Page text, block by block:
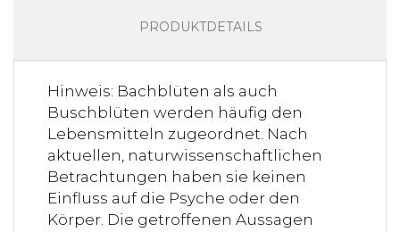
PRODUKTDETAILS
Hinweis: Bachblüten als auch
Buschblüten werden häufig den
Lebensmitteln zugeordnet. Nach
aktuellen, naturwissenschaftlichen
Betrachtungen haben sie keinen
Einfluss auf die Psyche oder den
Körper. Die getroffenen Aussagen